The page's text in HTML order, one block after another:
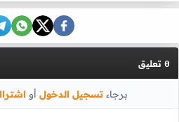
0 تعليق
برجاءتسجيل الدخول أو